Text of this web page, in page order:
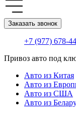
Заказать звонок
+7 (977) 678-
Привоз авто под
Авто из Китая
Авто из
Авто из США
Авто из